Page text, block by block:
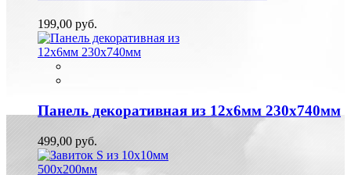
199,00 руб.
Панель декоративная из 12х6мм 230х740мм
499,00 руб.